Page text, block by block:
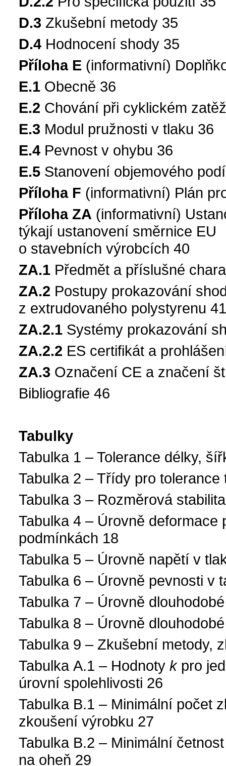
D.3 Zkušební metody 35
D.4 Hodnocení shody 35
Příloha E (informativní)
E.1 Obecně 36
E.2 Chování při cyklickém
E.3 Modul pružnosti v tlaku 36
E.4 Pevnost v ohybu 36
E.5 Stanovení objemového
Příloha F (informativní) Plán
Příloha ZA (informativní)
týkají ustanovení směrnice EU
o stavebních výrobcích 40
ZA.1 Předmět a příslušné
ZA.2 Postupy prokazování
z extrudovaného polystyrenu
ZA.2.1 Systémy prokazování
ZA.2.2 ES certifikát a
ZA.3 Označení CE a značení
Bibliografie 46
Tabulky
Tabulka 1 – Tolerance délky,
Tabulka 2 – Třídy pro
Tabulka 3 – Rozměrová
Tabulka 4 – Úrovně
podmínkách 18
Tabulka 5 – Úrovně napětí v
Tabulka 6 – Úrovně pevnosti v
Tabulka 7 – Úrovně
Tabulka 8 – Úrovně
Tabulka 9 – Zkušební metody,
Tabulka A.1 – Hodnotykpro
úrovní spolehlivosti 26
Tabulka B.1 – Minimální počet
zkoušení výrobku 27
Tabulka B.2 – Minimální
na oheň 29